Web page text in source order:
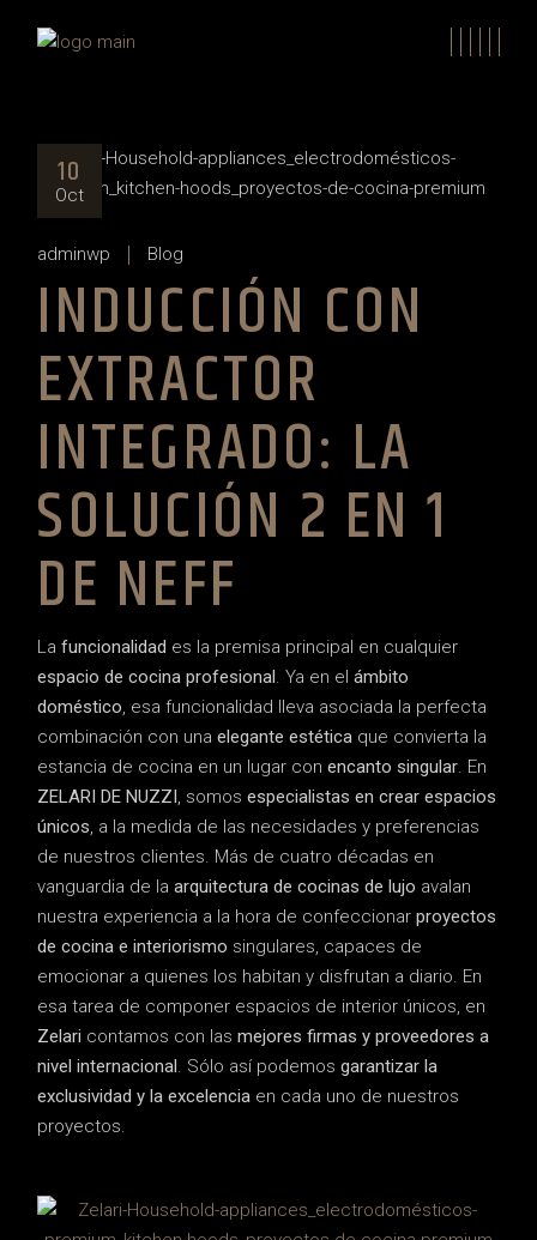
10
Oct
adminwp Blog
INDUCCIÓN CON
EXTRACTOR
INTEGRADO: LA
SOLUCIÓN 2 EN 1
DE NEFF
Lafuncionalidad es la premisa principal en cualquier
espacio de cocina profesional. Ya en elámbito
doméstico, esa funcionalidad lleva asociada la perfecta
combinación con unaelegante estética que convierta la
estancia de cocina en un lugar conencanto singular. En
ZELARI DE NUZZI, somosespecialistas en crear espacios
únicos, a la medida de las necesidades y preferencias
de nuestros clientes. Más de cuatro décadas en
vanguardia de laarquitectura de cocinas de lujo avalan
nuestra experiencia a la hora de confeccionarproyectos
de cocina e interiorismo singulares, capaces de
emocionar a quienes los habitan y disfrutan a diario. En
esa tarea de componer espacios de interior únicos, en
Zelari contamos con lasmejores firmas y proveedores a
nivel internacional. Sólo así podemosgarantizar la
exclusividad y la excelencia en cada uno de nuestros
proyectos.